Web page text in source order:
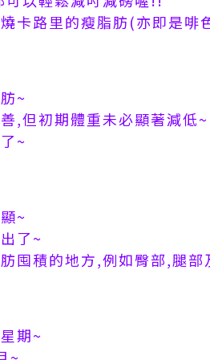
卡路里的瘦脂肪(亦即是啡
~
,但初期體重未必顯著減低~
~
~
了~
囤積的地方,例如臀部,腿
期~